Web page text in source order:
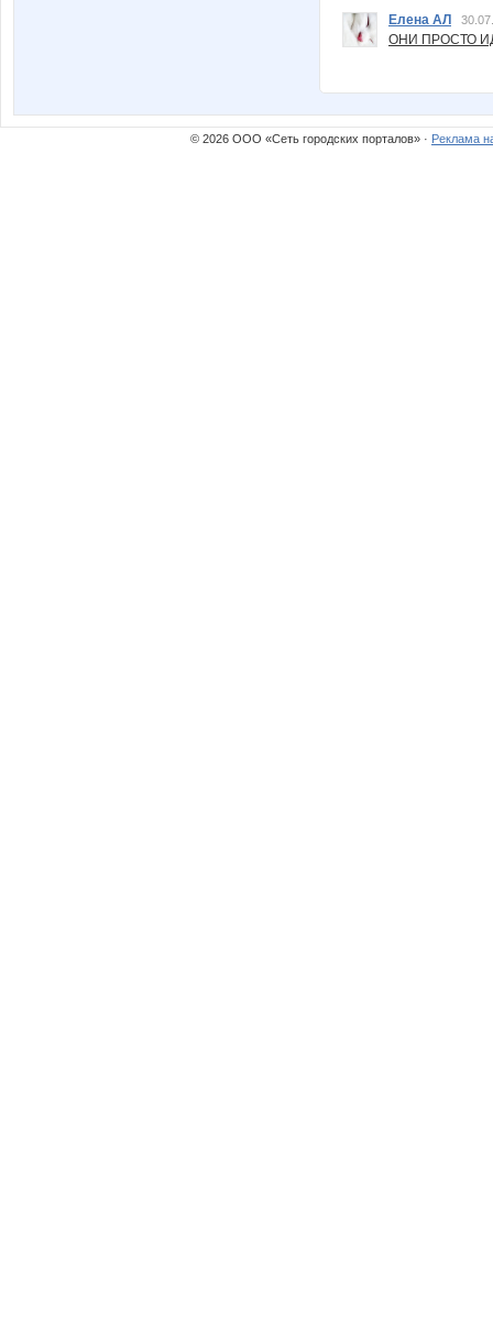
Елена АЛ
ОНИ ПРОСТО
© 2026 ООО «Сеть городских порталов» · Реклама